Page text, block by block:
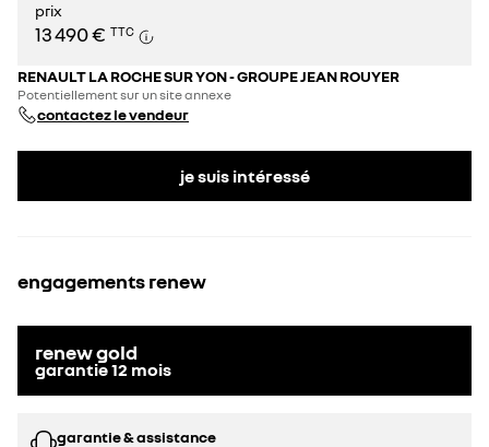
prix
13 490 € TTC
RENAULT LA ROCHE SUR YON - GROUPE JEAN ROUYER
Potentiellement sur un site annexe
contactez le vendeur
je suis intéressé
engagements renew
renew gold
garantie12 mois
garantie & assistance